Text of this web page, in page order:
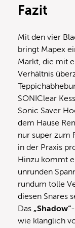
Fazit
Mit den vier
bringt Mapex
Markt, die mit
Verhältnis
SONIClear
Sonic Saver
dem Hause
nur super zum
in der Praxis
Hinzu kommt
unrunden
rundum tolle
diesen Snares
Das „Shadow“
wie klanglich